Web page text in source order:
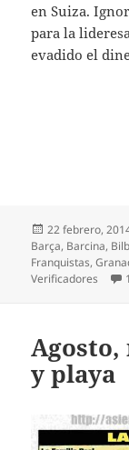
en Suiza.
para la
evadido el
Publicado
el
22 febrero,
Barça, Barcina,
Franquistas,
Verificadores
Agosto,
y playa